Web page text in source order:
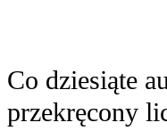
Co dziesiąte
przekręcony